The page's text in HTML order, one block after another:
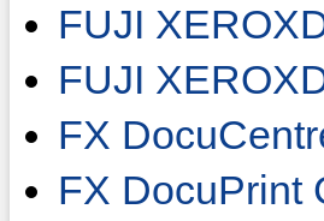
FUJI
FUJI
FX
FX DocuPrint